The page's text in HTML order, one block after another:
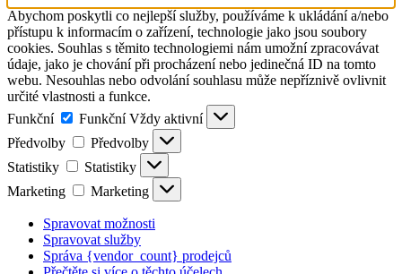
Abychom poskytli co nejlepší služby, používáme k ukládání a/nebo
přístupu k informacím o zařízení, technologie jako jsou soubory
cookies. Souhlas s těmito technologiemi nám umožní zpracovávat
údaje, jako je chování při procházení nebo jedinečná ID na tomto
webu. Nesouhlas nebo odvolání souhlasu může nepříznivě ovlivnit
určité vlastnosti a funkce.
Funkční
Funkční Vždy aktivní
Předvolby
Předvolby
Statistiky
Statistiky
Marketing
Marketing
Spravovat možnosti
Spravovat služby
Správa {vendor_count} prodejců